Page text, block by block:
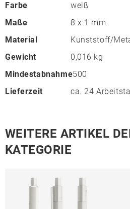
Farbe
weiß
Maße
8 x 1 mm
Material
Kunststoff/
Gewicht
0,016 kg
Mindestabnahme500
Lieferzeit
ca. 24
WEITERE ARTIKEL
KATEGORIE